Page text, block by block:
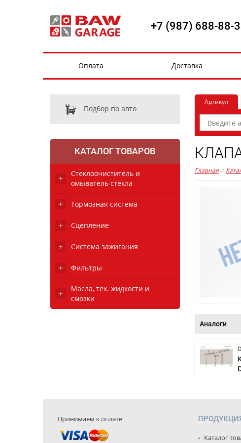
+7 (987) 688-88-
Оплата Доставка
Подбор по авто
КАТАЛОГ ТОВАРОВ
Стеклоочиститель и
омыватель стекла
Тормозная система
Сцепление
Система зажигания
Фильтры
Масла, тех. жидкости и
смазки
Артикул
Главная /
Аналоги
Принимаем к оплате
Каталог